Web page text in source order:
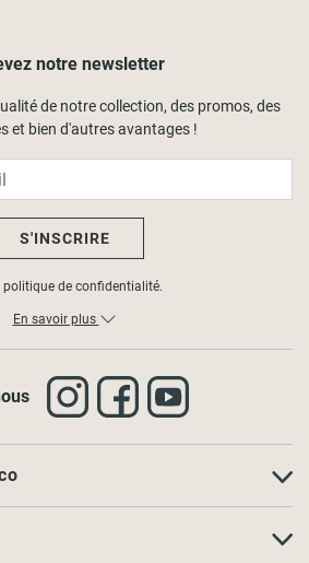
notre newsletter
de notre collection, des promos, des
et bien d'autres avantages !
S'INSCRIRE
politique de confidentialité.
En savoir plus